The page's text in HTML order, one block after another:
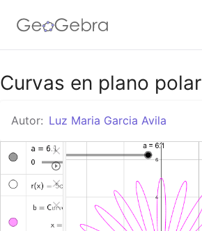
Google Classroom
GeoGebra Classroom
Abrir sesión
Curvas en plano polar
Autor: Luz Maria Garcia Avila